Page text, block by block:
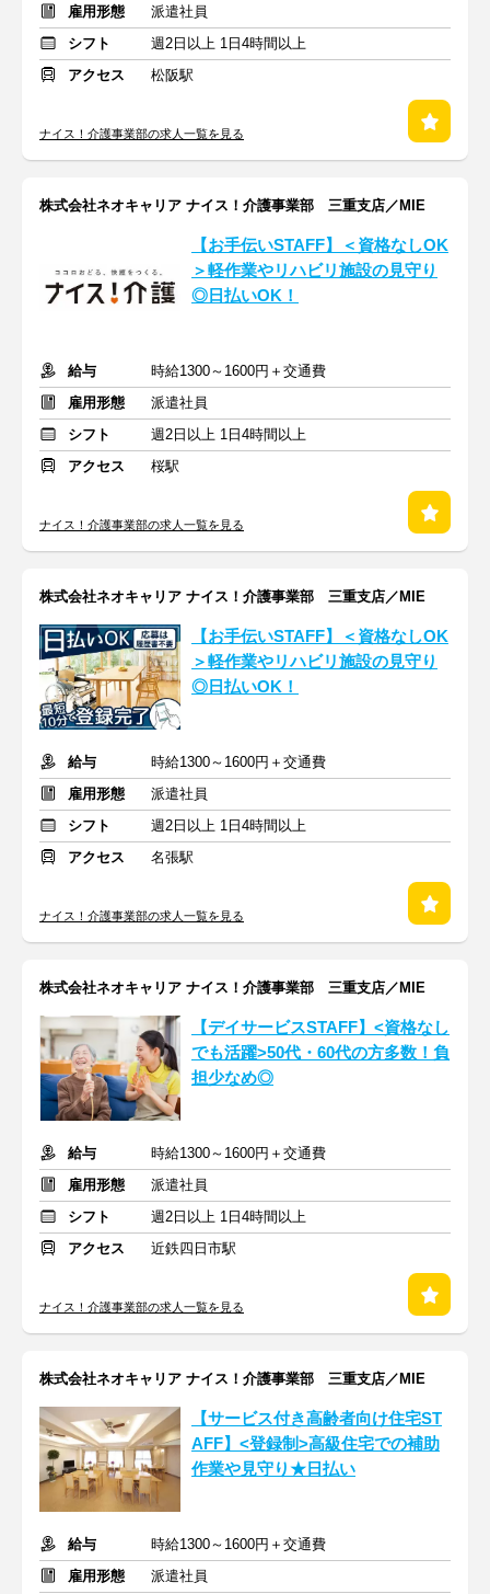
雇用形態
派遣社員
シフト
週2日以上 1日4時間以上
アクセス
松阪駅
ナイス！介護事業部の求人一覧を見る
株式会社ネオキャリア ナイス！介護事業部 三重支店／MIE
【お手伝いSTAFF】＜資格なしOK
＞軽作業やリハビリ施設の見守り
◎日払いOK！
給与
時給1300～1600円＋交通費
雇用形態
派遣社員
シフト
週2日以上 1日4時間以上
アクセス
桜駅
ナイス！介護事業部の求人一覧を見る
株式会社ネオキャリア ナイス！介護事業部 三重支店／MIE
【お手伝いSTAFF】＜資格なしOK
＞軽作業やリハビリ施設の見守り
◎日払いOK！
給与
時給1300～1600円＋交通費
雇用形態
派遣社員
シフト
週2日以上 1日4時間以上
アクセス
名張駅
ナイス！介護事業部の求人一覧を見る
株式会社ネオキャリア ナイス！介護事業部 三重支店／MIE
【デイサービスSTAFF】<資格なし
でも活躍>50代・60代の方多数！負
担少なめ◎
給与
時給1300～1600円＋交通費
雇用形態
派遣社員
シフト
週2日以上 1日4時間以上
アクセス
近鉄四日市駅
ナイス！介護事業部の求人一覧を見る
株式会社ネオキャリア ナイス！介護事業部 三重支店／MIE
【サービス付き高齢者向け住宅ST
AFF】<登録制>高級住宅での補助
作業や見守り★日払い
給与
時給1300～1600円＋交通費
雇用形態
派遣社員